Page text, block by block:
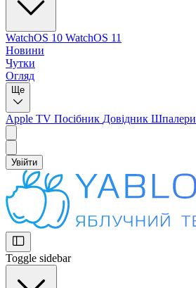
WatchOS 10 WatchOS 11
Новини
Чутки
Огляд
Ще
Apple TV Посібник Довідник Шпалери
Увійти
Toggle sidebar